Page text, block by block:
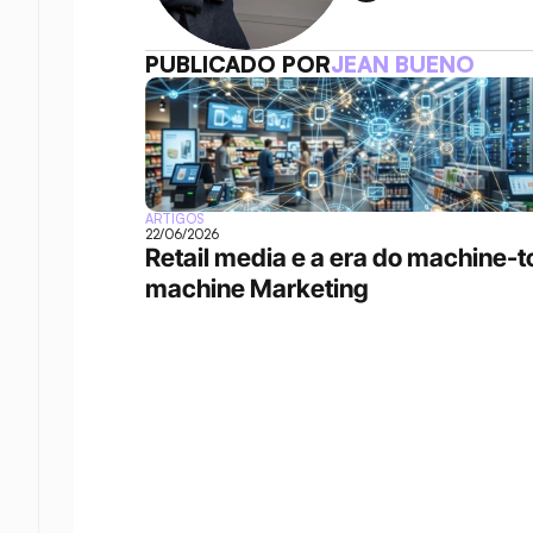
PUBLICADO PORJEAN BUENO
ARTIGOS
22/06/2026
Retail media e a era do machine-
machine Marketing